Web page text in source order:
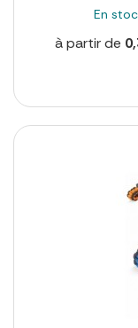
En
à partir de